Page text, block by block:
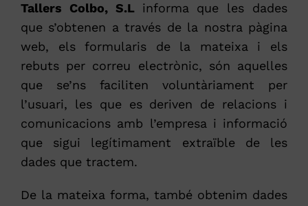
Tallers Colbo, S.L informa que les dades
que s’obtenen a través de la nostra pàgina
web, els formularis de la mateixa i els
rebuts per correu electrònic, són aquelles
que se’ns faciliten voluntàriament per
l’usuari, les que es deriven de relacions i
comunicacions amb l’empresa i informació
que sigui legítimament extraïble de les
dades que tractem.
De la mateixa forma, també obtenim dades